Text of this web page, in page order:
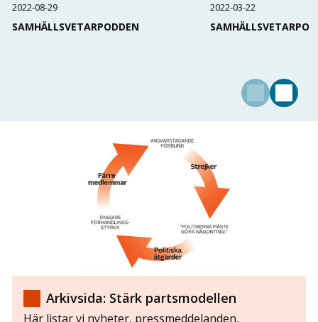
2022-08-29
SAMHÄLLSVETARPODDEN
2022-03-22
Arkivsida: Stärk partsmodellen
Här listar vi nyheter, pressmeddelanden,